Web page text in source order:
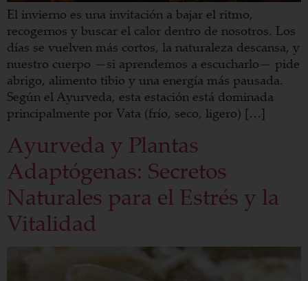
El invierno es una invitación a bajar el ritmo,
recogernos y buscar el calor dentro de nosotros. Los
días se vuelven más cortos, la naturaleza descansa, y
nuestro cuerpo —si aprendemos a escucharlo— pide
abrigo, alimento tibio y una energía más pausada.
Según el Ayurveda, esta estación está dominada
principalmente por Vata (frío, seco, ligero) […]
Ayurveda y Plantas
Adaptógenas: Secretos
Naturales para el Estrés y la
Vitalidad